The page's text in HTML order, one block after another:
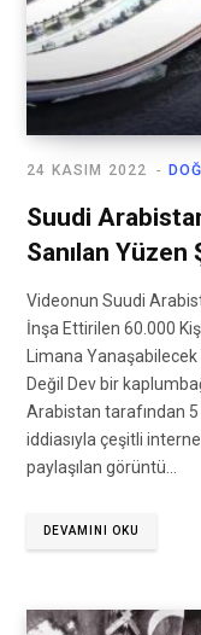
24 KASIM 2022
Suudi
Sanılan Yüzen
Videonun Suudi
İnşa Ettirilen 60.000
Limana
Değil Dev bir
Arabistan tarafından
iddiasıyla çeşitli
paylaşılan görüntü…
DEVAMINI OKU